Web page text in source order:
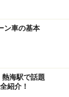
ン車の基本
熱海駅で話題
紹介！